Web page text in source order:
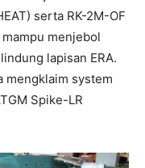
serta RK-2M-OF
menjebol
lapisan ERA.
mengklaim system
Spike-LR